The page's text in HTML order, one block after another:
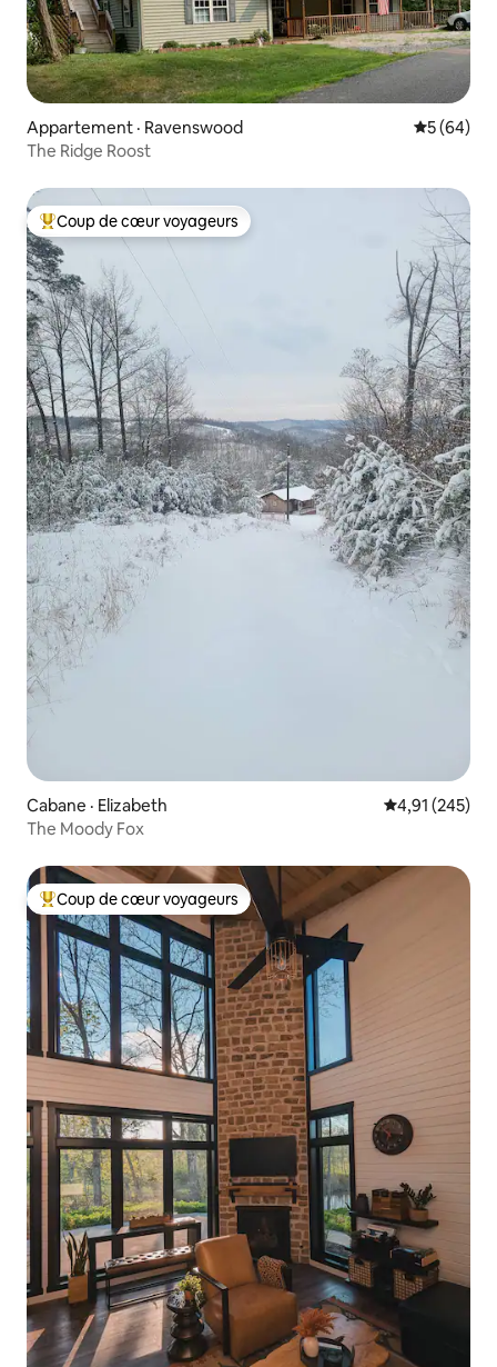
Appartement · Ravenswood Note
5 (64)
The Ridge Roost
Coup de cœur voyageurs parmi les plus aimés
Coup de cœur voyageurs
Cabane · Elizabeth Note
4,91 (245)
The Moody Fox
Coup de cœur voyageurs parmi les plus aimés
Coup de cœur voyageurs